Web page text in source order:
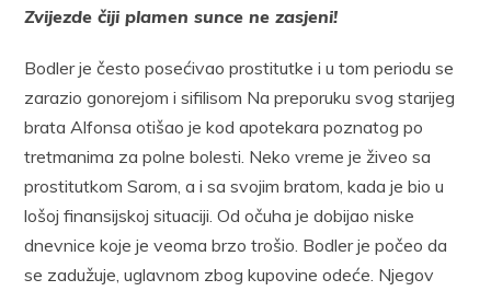
Zvijezde čiji plamen sunce ne zasjeni!
Bodler je često posećivao prostitutke i u tom periodu se
zarazio gonorejom i sifilisom Na preporuku svog starijeg
brata Alfonsa otišao je kod apotekara poznatog po
tretmanima za polne bolesti. Neko vreme je živeo sa
prostitutkom Sarom, a i sa svojim bratom, kada je bio u
lošoj finansijskoj situaciji. Od očuha je dobijao niske
dnevnice koje je veoma brzo trošio. Bodler je počeo da
se zadužuje, uglavnom zbog kupovine odeće. Njegov